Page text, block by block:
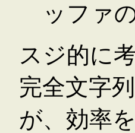
ッファ
スジ的に
完全文字
が、効率